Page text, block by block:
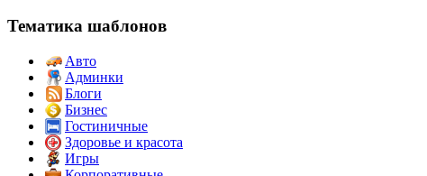
Тематика шаблонов
Авто
Админки
Блоги
Бизнес
Гостиничные
Здоровье и красота
Игры